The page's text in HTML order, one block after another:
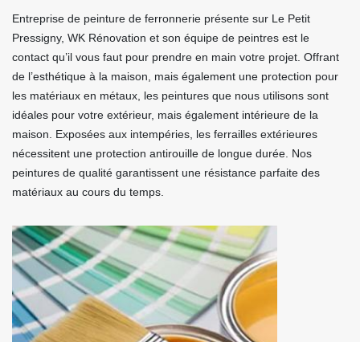
Entreprise de peinture de ferronnerie présente sur Le Petit
Pressigny, WK Rénovation et son équipe de peintres est le
contact qu’il vous faut pour prendre en main votre projet. Offrant
de l’esthétique à la maison, mais également une protection pour
les matériaux en métaux, les peintures que nous utilisons sont
idéales pour votre extérieur, mais également intérieure de la
maison. Exposées aux intempéries, les ferrailles extérieures
nécessitent une protection antirouille de longue durée. Nos
peintures de qualité garantissent une résistance parfaite des
matériaux au cours du temps.